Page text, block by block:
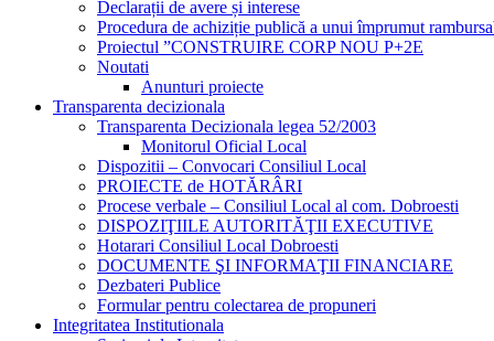
Declarații de avere și interese
Procedura de achiziție publică a unui împrumut
Proiectul ”CONSTRUIRE CORP NOU P+2E
Noutati
Anunturi proiecte
Transparenta decizionala
Transparenta Decizionala legea 52/2003
Monitorul Oficial Local
Dispozitii – Convocari Consiliul Local
PROIECTE de HOTĂRÂRI
Procese verbale – Consiliul Local al com. Dobroesti
DISPOZIŢIILE AUTORITĂŢII EXECUTIVE
Hotarari Consiliul Local Dobroesti
DOCUMENTE ŞI INFORMAŢII FINANCIARE
Dezbateri Publice
Formular pentru colectarea de propuneri
Integritatea Institutionala